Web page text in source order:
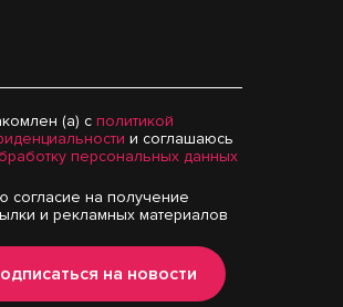
(а) с политикой
и соглашаюсь
персональных данных
согласие на получение
и рекламных материалов
на новости